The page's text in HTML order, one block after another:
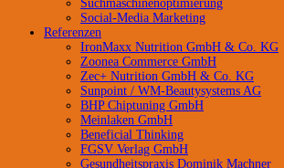
Suchmaschinenoptimierung
Social-Media Marketing
Referenzen
IronMaxx Nutrition GmbH & Co. KG
Zoonea Commerce GmbH
Zec+ Nutrition GmbH & Co. KG
Sunpoint / WM-Beautysystems AG
BHP Chiptuning GmbH
Meinlaken GmbH
Beneficial Thinking
FGSV Verlag GmbH
Gesundheitspraxis Dominik Machner